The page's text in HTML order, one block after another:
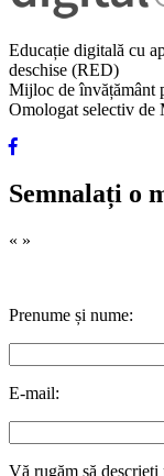
Educație digitală cu
deschise (RED)
Mijloc de învățământ
Omologat selectiv de
Semnalați o
« »
Prenume și nume:
E-mail:
Vă rugăm să